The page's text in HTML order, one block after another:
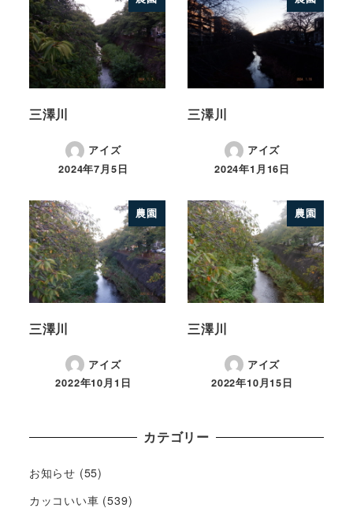
三澤川
アイズ
2024年7月5日
三澤川
アイズ
2024年1月16日
農園
三澤川
アイズ
2022年10月1日
農園
三澤川
アイズ
2022年10月15日
カテゴリー
お知らせ (55)
カッコいい車 (539)